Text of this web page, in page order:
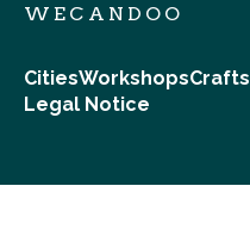
WECANDOO
CitiesWorkshopsCrafts
Legal Notice